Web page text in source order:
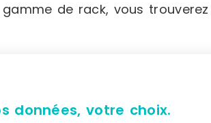
de rack, vous
données, votre choix.